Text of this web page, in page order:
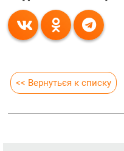
<< Вернуться к списку